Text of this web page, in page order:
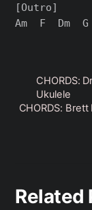
[Outro]
CHORDS:
Ukulele
CHORDS:
Related